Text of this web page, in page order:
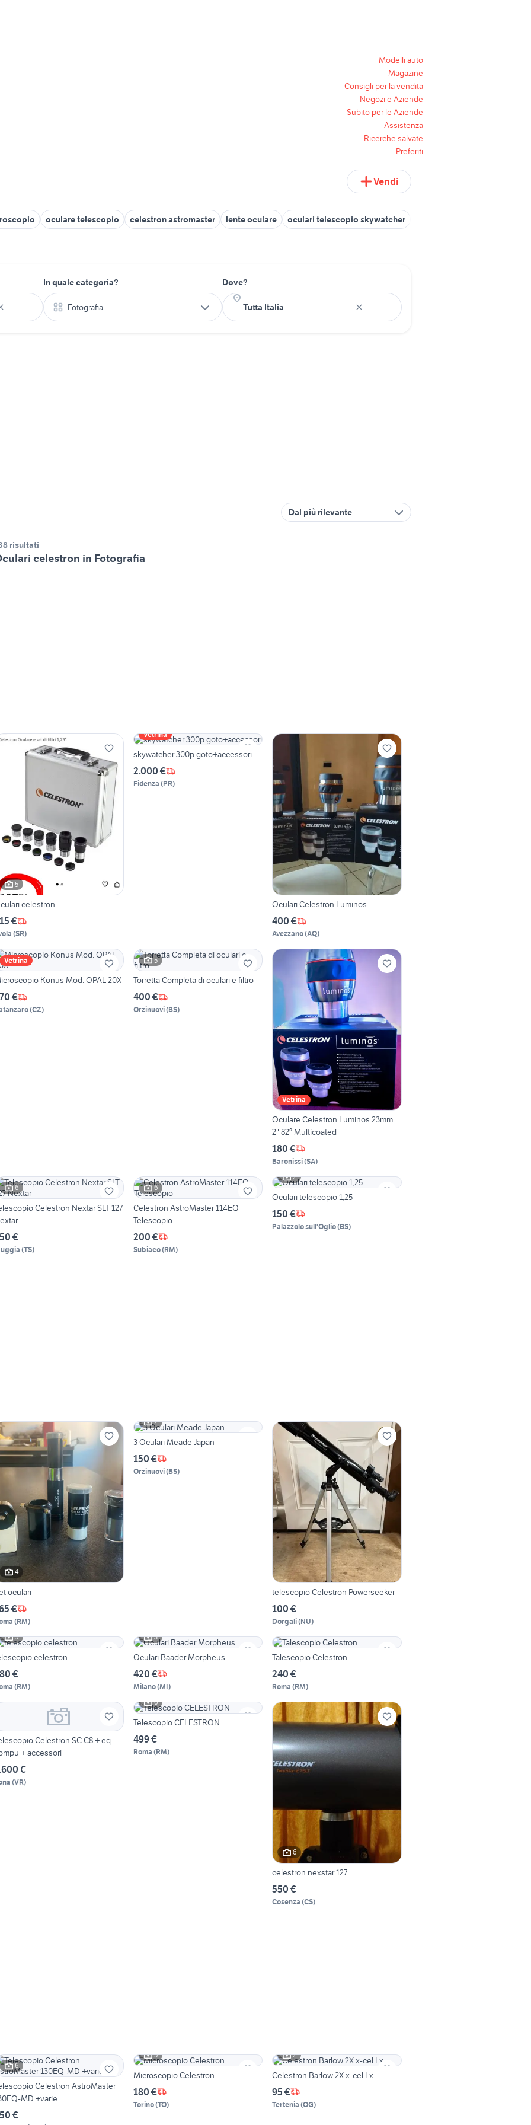
Modelli auto
Magazine
Consigli per la vendita
Negozi e Aziende
Subito per le Aziende
Assistenza
Ricerche salvate
Preferiti
Vendi
oculare telescopio celestron astromaster lente oculare oculari telescopio skywatcher
In quale categoria?
Fotografia
Dove?
Dal più rilevante
risultati
celestron in Fotografia
5
celestron
€
(SR)
Vetrina
skywatcher 300p goto+accessori
2.000 €
Fidenza (PR)
Oculari Celestron Luminos
400 €
Avezzano(AQ)
Vetrina
Konus Mod. OPAL 20X
€
(CZ)
5
Torretta Completa di oculari e filtro
400 €
Orzinuovi(BS)
Vetrina
Oculare Celestron Luminos 23mm
2" 82⁰ Multicoated
180 €
Baronissi(SA)
6
Celestron Nextar SLT 127
€
(TS)
6
Celestron AstroMaster 114EQ
Telescopio
200 €
Subiaco(RM)
2
Oculari telescopio 1,25"
150 €
Palazzolo sull'Oglio(BS)
4
oculari
€
(RM)
2
3 Oculari Meade Japan
150 €
Orzinuovi(BS)
telescopio Celestron Powerseeker
100 €
Dorgali(NU)
5
celestron
€
(RM)
3
Oculari Baader Morpheus
420 €
Milano(MI)
Talescopio Celestron
240 €
Roma (RM)
Celestron SC C8 + eq.
+ accessori
€
(VR)
6
Telescopio CELESTRON
499 €
Roma (RM)
6
celestron nexstar 127
550 €
Cosenza (CS)
6
Celestron AstroMaster
MD +varie
€
5
Microscopio Celestron
180 €
Torino(TO)
2
Celestron Barlow 2X x-cel Lx
95 €
Tertenia (OG)